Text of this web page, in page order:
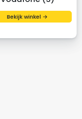
Bekijk winkel →